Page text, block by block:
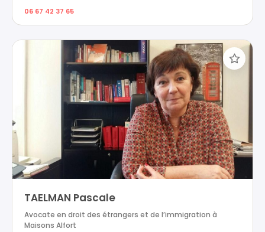
06 67 42 37 65
TAELMAN Pascale
Avocate en droit des étrangers et de l’immigration à
Maisons Alfort